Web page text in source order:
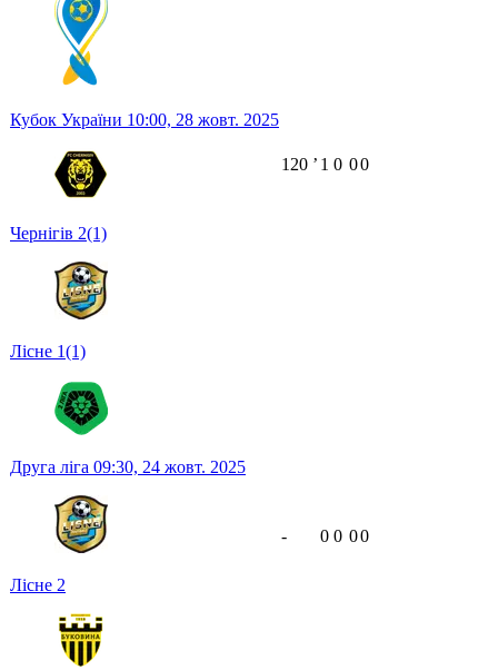
Кубок України 10:00, 28 жовт. 2025
Чернігів 2(1)
Лісне 1(1)
120 ʼ 1 0 00
Друга ліга 09:30, 24 жовт. 2025
Лісне 2
- 0 0 00